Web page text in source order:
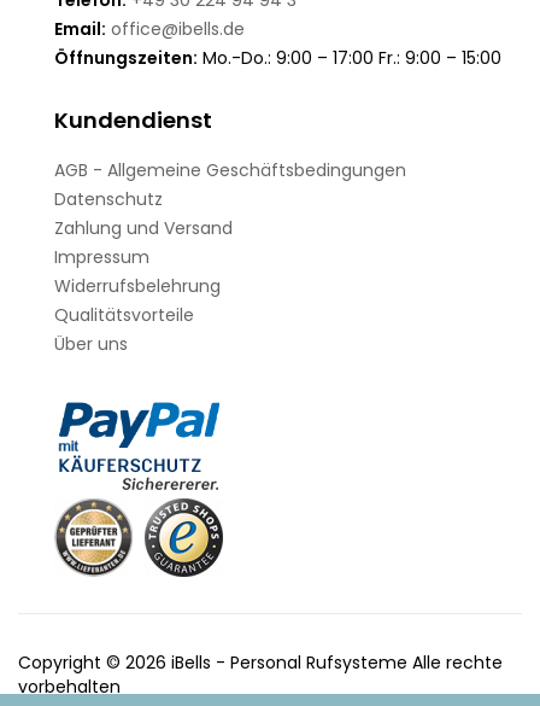
Email: office@ibells.de
Öffnungszeiten: Mo.-Do.: 9:00 – 17:00 Fr.: 9:00 – 15:00
Kundendienst
AGB - Allgemeine Geschäftsbedingungen
Datenschutz
Zahlung und Versand
Impressum
Widerrufsbelehrung
Qualitätsvorteile
Über uns
Copyright © 2026 iBells - Personal Rufsysteme Alle rechte
vorbehalten